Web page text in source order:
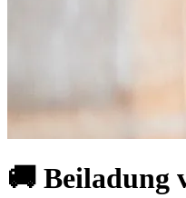
🚚 Beiladung